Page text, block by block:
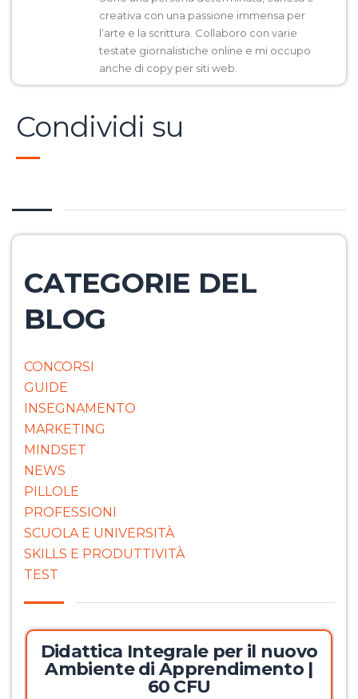
creativa con una passione immensa per
l’arte e la scrittura. Collaboro con varie
testate giornalistiche online e mi occupo
anche di copy per siti web.
Condividi su
CATEGORIE DEL
BLOG
CONCORSI
GUIDE
INSEGNAMENTO
MARKETING
MINDSET
NEWS
PILLOLE
PROFESSIONI
SCUOLA E UNIVERSITÀ
SKILLS E PRODUTTIVITÀ
TEST
Didattica Integrale per il nuovo
Ambiente di Apprendimento |
60 CFU